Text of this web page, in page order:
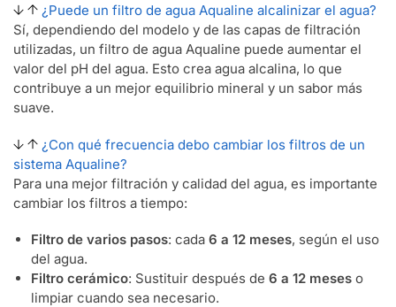
¿Puede un filtro de agua Aqualine alcalinizar el agua?
Sí, dependiendo del modelo y de las capas de filtración
utilizadas, un filtro de agua Aqualine puede aumentar el
valor del pH del agua. Esto crea agua alcalina, lo que
contribuye a un mejor equilibrio mineral y un sabor más
suave.
¿Con qué frecuencia debo cambiar los filtros de un
sistema Aqualine?
Para una mejor filtración y calidad del agua, es importante
cambiar los filtros a tiempo:
Filtro de varios pasos: cada 6 a 12 meses, según el uso
del agua.
Filtro cerámico: Sustituir después de 6 a 12 meses o
limpiar cuando sea necesario.